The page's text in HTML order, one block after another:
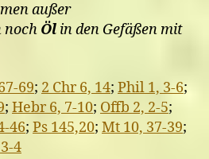
außer
noch Öl in den Gefäßen mit
69; 2 Chr 6, 14; Phil 1, 3-6;
; Hebr 6, 7-10; Offb 2, 2-5;
46; Ps 145,20; Mt 10, 37-39;
4